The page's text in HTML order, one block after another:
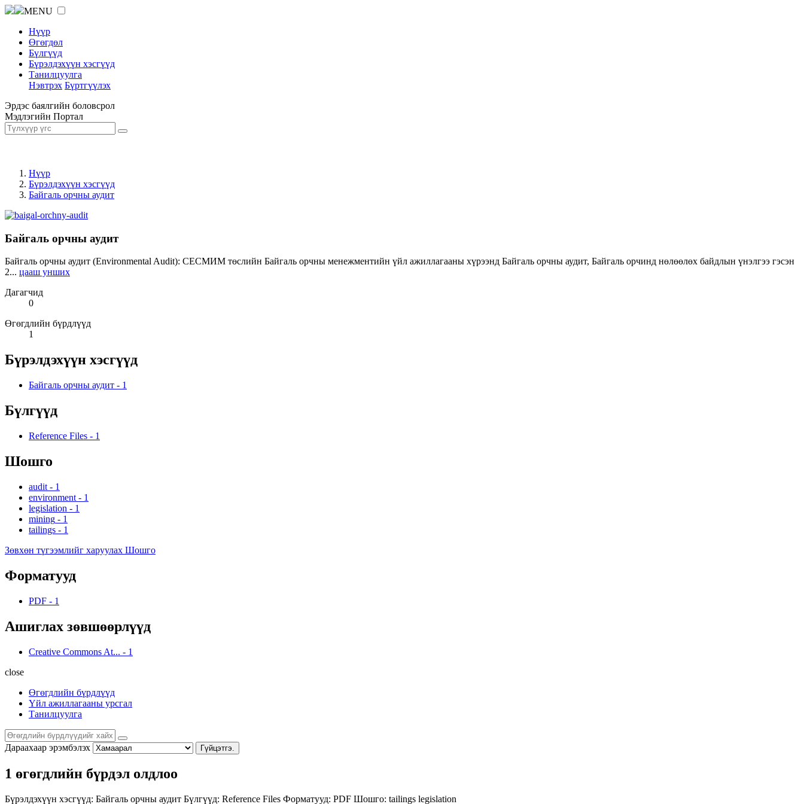
MENU
Нүүр
Өгөгдөл
Бүлгүүд
Бүрэлдэхүүн хэсгүүд
Танилцуулга
Нэвтрэх Бүртгүүлэх
Эрдэс баялгийн боловсрол
Мэдлэгийн Портал
Нүүр
Бүрэлдэхүүн хэсгүүд
Байгаль орчны аудит
Байгаль орчны аудит
Байгаль орчны аудит (Environmental Audit): СЕСМИМ төслийн Байгаль орчны менежментийн үйл ажиллагааны хүрээнд Байгаль орчны аудит, Байгаль орчинд нөлөөлөх байдлын үнэлгээ гэсэн
2... цааш унших
Дагагчид
0
Өгөгдлийн бүрдлүүд
1
Бүрэлдэхүүн хэсгүүд
Байгаль орчны аудит - 1
Бүлгүүд
Reference Files - 1
Шошго
audit - 1
environment - 1
legislation - 1
mining - 1
tailings - 1
Зөвхөн түгээмлийг харуулах Шошго
Форматууд
PDF - 1
Ашиглах зөвшөөрлүүд
Creative Commons At... - 1
close
Өгөгдлийн бүрдлүүд
Үйл ажиллагааны урсгал
Танилцуулга
Дараахаар эрэмбэлэх Гүйцэтгэ.
1 өгөгдлийн бүрдэл олдлоо
Бүрэлдэхүүн хэсгүүд: Байгаль орчны аудит Бүлгүүд: Reference Files Форматууд: PDF Шошго: tailings legislation